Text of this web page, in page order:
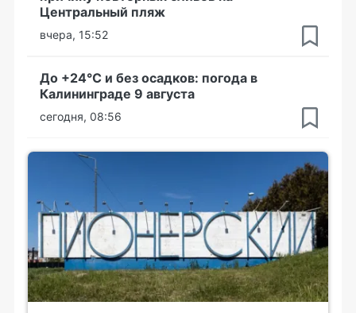
Центральный пляж
вчера, 15:52
До +24°С и без осадков: погода в
Калининграде 9 августа
сегодня, 08:56